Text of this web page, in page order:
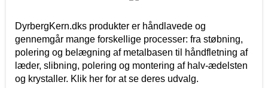
DyrbergKern.dks produkter er håndlavede og
gennemgår mange forskellige processer: fra støbning,
polering og belægning af metalbasen til håndfletning af
læder, slibning, polering og montering af halv-ædelsten
og krystaller. Klik her for at se deres udvalg.